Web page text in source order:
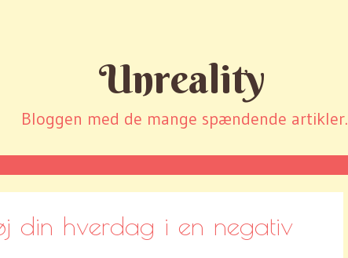
Unreality
Bloggen med de mange spændende artikler.
din hverdag i en negativ